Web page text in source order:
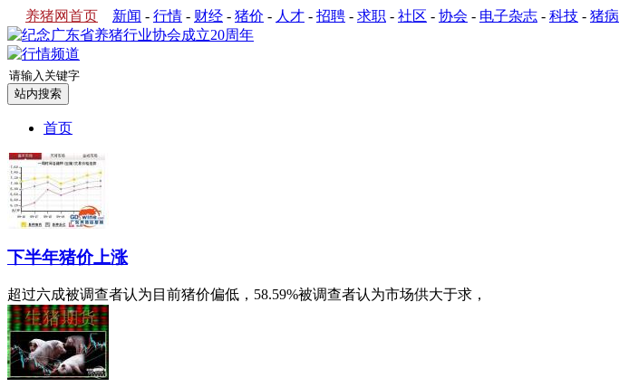
养猪网首页 新闻 - 行情 - 财经 - 猪价 - 人才 - 招聘 - 求职 - 社区 - 协会 - 电子杂志 - 科技 - 猪病
首页
下半年猪价上涨
超过六成被调查者认为目前猪价偏低，58.59%被调查者认为市场供大于求，